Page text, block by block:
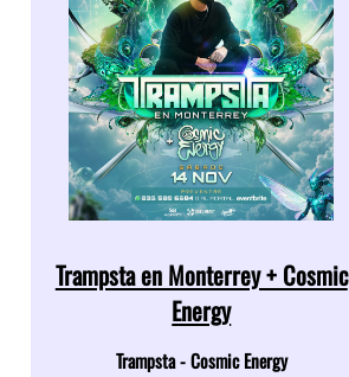
Trampsta en Monterrey + Cosmic
Energy
Trampsta - Cosmic Energy